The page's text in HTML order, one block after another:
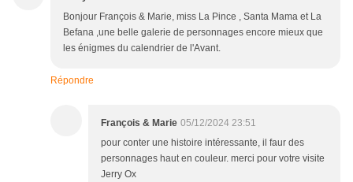
Bonjour François & Marie, miss La Pince , Santa Mama et La
Befana ,une belle galerie de personnages encore mieux que
les énigmes du calendrier de l'Avant.
Répondre
François & Marie 05/12/2024 23:51
pour conter une histoire intéressante, il faur des
personnages haut en couleur. merci pour votre visite
Jerry Ox